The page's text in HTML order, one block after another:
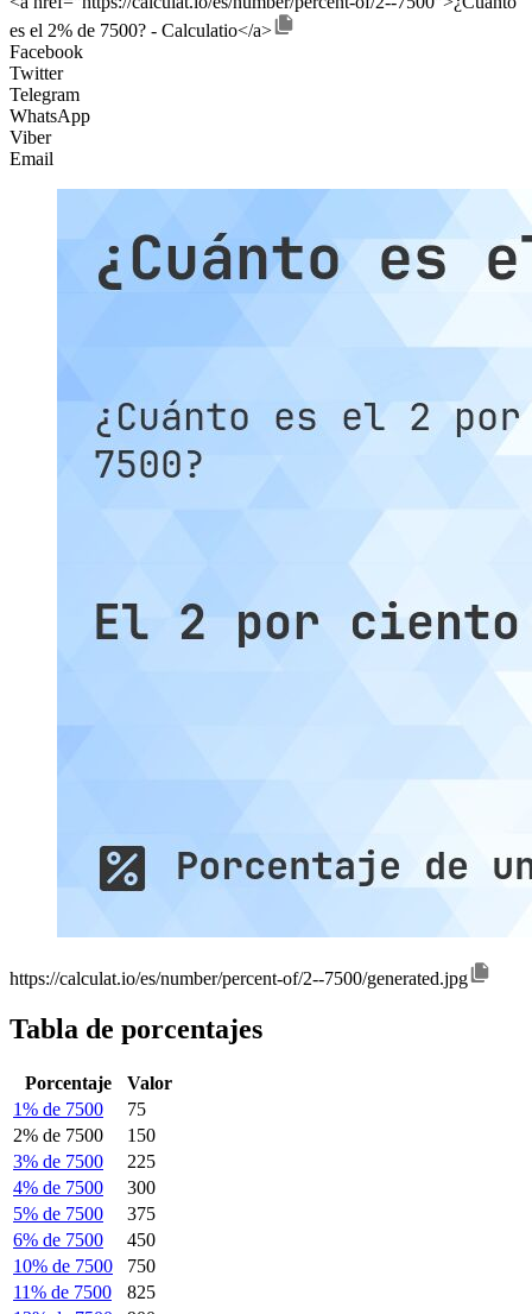
es el 2% de 7500? - Calculatio</a>
Facebook
Twitter
Telegram
WhatsApp
Viber
Email
https://calculat.io/es/number/percent-of/2--7500/generated.jpg
Tabla de porcentajes
Porcentaje
Valor
1% de 7500
75
2% de 7500
150
3% de 7500
225
4% de 7500
300
5% de 7500
375
6% de 7500
450
10% de 7500
750
11% de 7500
825